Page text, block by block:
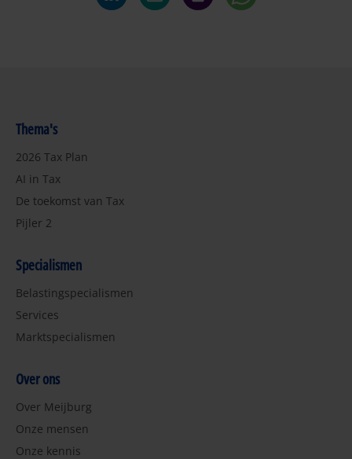
Thema's
2026 Tax Plan
AI in Tax
De toekomst van Tax
Pijler 2
Specialismen
Belastingspecialismen
Services
Marktspecialismen
Over ons
Over Meijburg
Onze mensen
Onze kennis